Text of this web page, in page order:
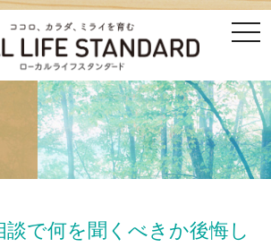
談で何を聞くべきか後悔し